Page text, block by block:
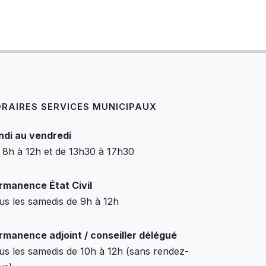
SERVICES MUNICIPAUX
au vendredi
8h à 12h et de 13h30 à 17h30
État Civil
les samedis de 9h à 12h
adjoint / conseiller délégué
les samedis de 10h à 12h (sans rendez-